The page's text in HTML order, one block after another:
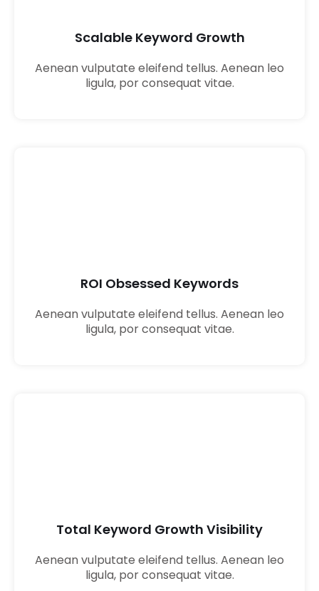
Scalable Keyword Growth
Aenean vulputate eleifend tellus. Aenean leo
ligula, por consequat vitae.
ROI Obsessed Keywords
Aenean vulputate eleifend tellus. Aenean leo
ligula, por consequat vitae.
Total Keyword Growth Visibility
Aenean vulputate eleifend tellus. Aenean leo
ligula, por consequat vitae.